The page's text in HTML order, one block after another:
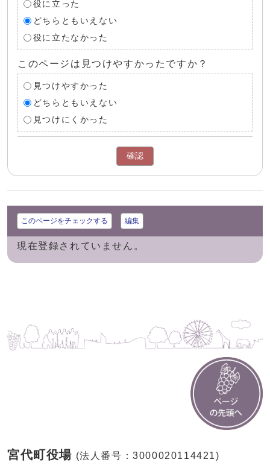
役に立った
どちらともいえない
役に立たなかった
このページは見つけやすかったですか？
見つけやすかった
どちらともいえない
見つけにくかった
確認
このページをチェックする 編集
現在登録されていません。
宮代町役場 (法人番号：3000020114421)